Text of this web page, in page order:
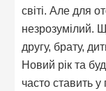
світі. Але для
незрозумілий.
другу, брату,
Новий рік та
часто ставить у